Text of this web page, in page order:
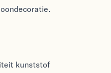
kunststof